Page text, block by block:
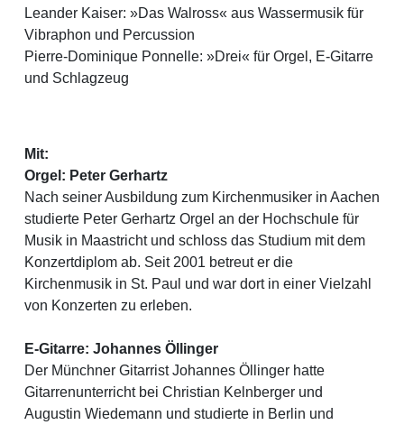
Leander Kaiser: »Das Walross« aus Wassermusik für
Vibraphon und Percussion
Pierre-Dominique Ponnelle: »Drei« für Orgel, E-Gitarre
und Schlagzeug
Mit:
Orgel: Peter Gerhartz
Nach seiner Ausbildung zum Kirchenmusiker in Aachen
studierte Peter Gerhartz Orgel an der Hochschule für
Musik in Maastricht und schloss das Studium mit dem
Konzertdiplom ab. Seit 2001 betreut er die
Kirchenmusik in St. Paul und war dort in einer Vielzahl
von Konzerten zu erleben.
E-Gitarre: Johannes Öllinger
Der Münchner Gitarrist Johannes Öllinger hatte
Gitarrenunterricht bei Christian Kelnberger und
Augustin Wiedemann und studierte in Berlin und